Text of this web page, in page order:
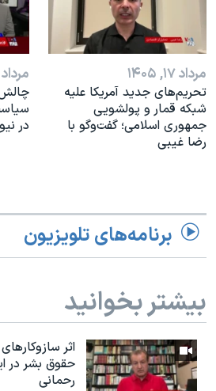
مرداد ۱۷, ۱۴۰۵
تحریم‌های جدید آمریکا علیه
شبکه قمار و پولشویی
جمهوری اسلامی؛ گفت‌وگو با
رضا غیبی
مرداد ۱۷, ۱۴۰۵
چالش
در
برنامه‌های تلویزیون
بیشتر بخوانید
اثر
حقوق بشر در
رحمانی